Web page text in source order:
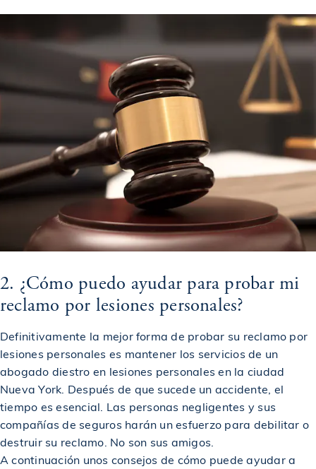
2. ¿Cómo puedo ayudar para probar mi
reclamo por lesiones personales?
Definitivamente la mejor forma de probar su reclamo por
lesiones personales es mantener los servicios de un
abogado diestro en lesiones personales en la ciudad
Nueva York. Después de que sucede un accidente, el
tiempo es esencial. Las personas negligentes y sus
compañías de seguros harán un esfuerzo para debilitar o
destruir su reclamo. No son sus amigos.
A continuación unos consejos de cómo puede ayudar a